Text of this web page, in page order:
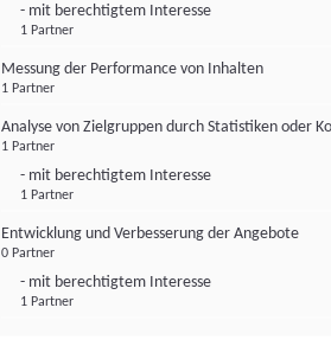
- mit berechtigtem Interesse
1 Partner
Messung der Performance von Inhalten
1 Partner
Analyse von Zielgruppen durch Statistiken oder
1 Partner
- mit berechtigtem Interesse
1 Partner
Entwicklung und Verbesserung der Angebote
0 Partner
- mit berechtigtem Interesse
1 Partner